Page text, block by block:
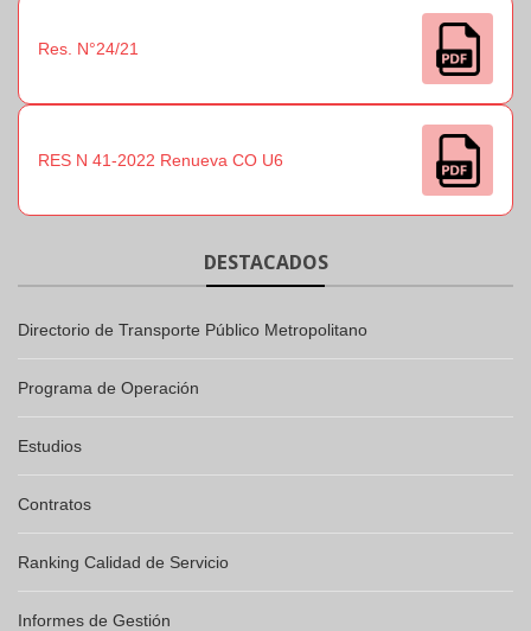
Res. N°24/21
RES N 41-2022 Renueva CO U6
DESTACADOS
Directorio de Transporte Público Metropolitano
Programa de Operación
Estudios
Contratos
Ranking Calidad de Servicio
Informes de Gestión